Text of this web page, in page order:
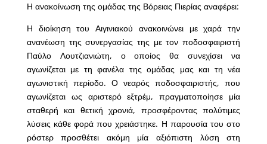
Η ανακοίνωση της ομάδας της Βόρειας Πιερίας αναφέρει:
Η διοίκηση του Αιγινιακού ανακοινώνει με χαρά την
ανανέωση της συνεργασίας της με τον ποδοσφαιριστή
Παύλο Λουτζιανιώτη, ο οποίος θα συνεχίσει να
αγωνίζεται με τη φανέλα της ομάδας μας και τη νέα
αγωνιστική περίοδο. Ο νεαρός ποδοσφαιριστής, που
αγωνίζεται ως αριστερό εξτρέμ, πραγματοποίησε μία
σταθερή και θετική χρονιά, προσφέροντας πολύτιμες
λύσεις κάθε φορά που χρειάστηκε. Η παρουσία του στο
ρόστερ προσθέτει ακόμη μία αξιόπιστη λύση στη